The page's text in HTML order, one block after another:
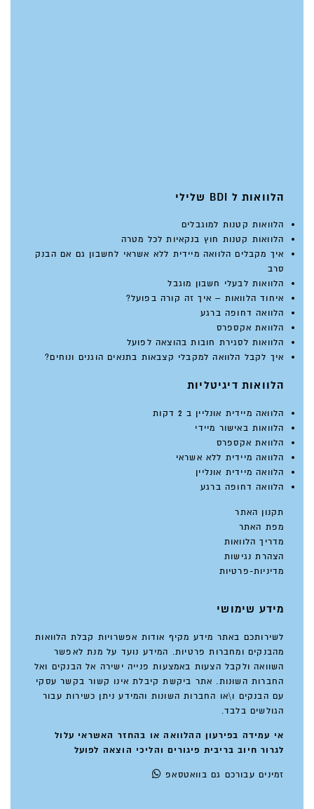
הלוואות ל BDI שלילי
הלוואות קטנות למוגבלים
הלוואות קטנות חוץ בנקאיות לכל מטרה
איך מקבלים הלוואה מיידית ללא אשראי לחשבון גם אם הבנק
סרב
הלוואות לבעלי חשבון מוגבל
איחוד הלוואות – איך זה קורה בפועל?
הלוואה דחופה ברגע
הלוואת אקספרס
הלוואות לסגירת חובות בהוצאה לפועל
איך לקבל הלוואה למקבלי קצבאות בתנאים הוגנים ונוחים?
הלוואות דיגיטליות
הלוואה מיידית אונליין ב 2 דקות
הלוואות באישור מיידי
הלוואת אקספרס
הלוואה מיידית ללא אשראי
הלוואה מיידית אונליין
הלוואה דחופה ברגע
תקנון האתר
מפת האתר
מדריך הלוואות
הצהרת נגישות
מדיניות-פרטיות
מידע שימושי
לשירותכם באתר מידע מקיף אודות אפשרויות קבלת הלוואות
מהבנקים ומחברות פרטיות. המידע נועד על מנת לאפשר
השוואה ולקבל הצעות באמצעות פנייה ישירה אל הבנקים ואל
החברות השונות. אתר ביקשת קיבלת אינו קשור בקשר עסקי
עם הבנקים ו\או החברות השונות והמידע ניתן כשירות עבור
הגולשים בלבד.
אי עמידה בפירעון ההלוואה או בהחזר האשראי עלול
לגרור חיוב בריבית פיגורים והליכי הוצאה לפועל
זמינים עבורכם גם בוואטסאפ